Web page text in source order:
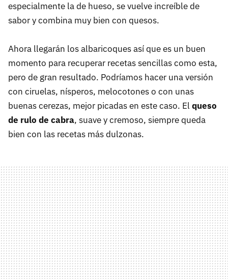
especialmente la de hueso, se vuelve increíble de
sabor y combina muy bien con quesos.
Ahora llegarán los albaricoques así que es un buen
momento para recuperar recetas sencillas como esta,
pero de gran resultado. Podríamos hacer una versión
con ciruelas, nísperos, melocotones o con unas
buenas cerezas, mejor picadas en este caso. El queso
de rulo de cabra, suave y cremoso, siempre queda
bien con las recetas más dulzonas.